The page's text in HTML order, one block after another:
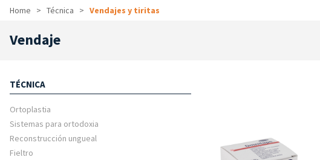
Home Técnica Vendajes y tiritas
Vendaje
TÉCNICA
Ortoplastia
Sistemas para ortodoxia
Reconstrucción ungueal
Fieltro